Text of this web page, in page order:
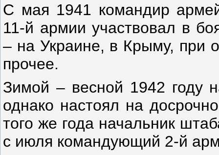
С мая 1941 командир
11-й армии участвовал в
– на Украине, в Крыму, при
прочее.
Зимой – весной 1942 году
однако настоял на
того же года начальник
с июля командующий 2-й